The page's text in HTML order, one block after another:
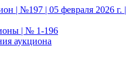
| №197 | 05 февраля 2026 г. |
| № 1-196
аукциона